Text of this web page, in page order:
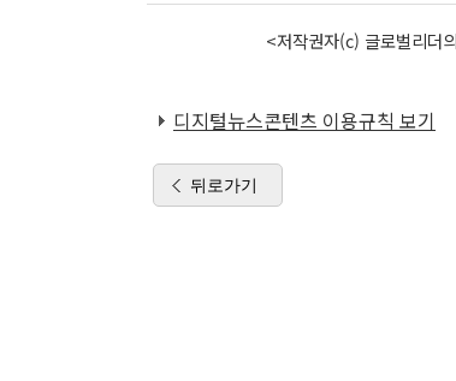
<저작권자(c) 글로벌리더
디지털뉴스콘텐츠 이용규칙 보기
뒤로가기